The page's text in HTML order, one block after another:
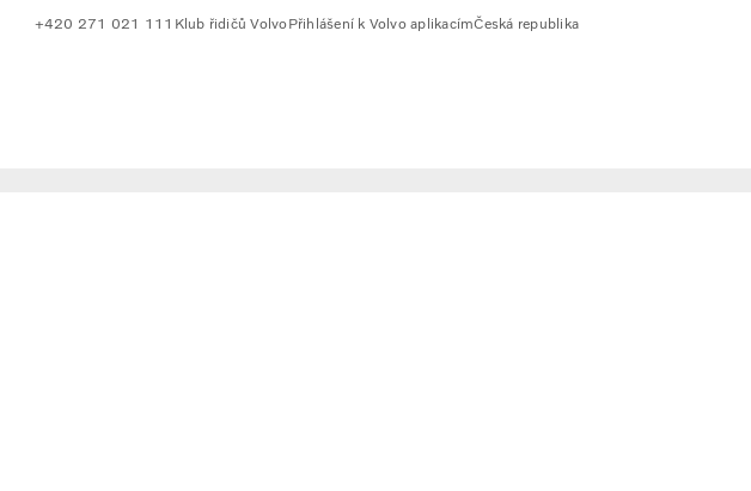
+420 271 021 111 Klub řidičů VolvoPřihlášení k Volvo aplikacímČeská republika